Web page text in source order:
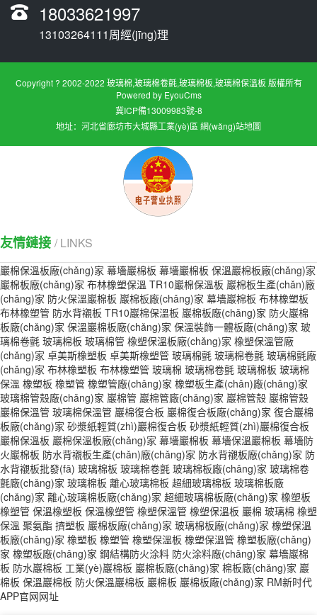
18033621997
13103264111周經(jīng)理
Copyright ? 2002-2022 玻璃棉,玻璃棉卷氈,玻璃棉板,玻璃棉保溫板 版權所有
Powered by EyouCms
冀ICP備13009983號-8
地址：河北省廊坊市大城縣工業(yè)區 網(wǎng)站地圖
友情鏈接 / LINKS
巖棉保溫板廠(chǎng)家 幕墻巖棉板 幕墻巖棉板 保溫巖棉板廠(chǎng)家
巖棉板廠(chǎng)家 布林橡塑保溫 TR10巖棉保溫板 巖棉板生產(chǎn)廠
(chǎng)家 防火保溫巖棉板 巖棉板廠(chǎng)家 幕墻巖棉板 布林橡塑板
布林橡塑管 防水背襯板 TR10巖棉保溫板 巖棉板廠(chǎng)家 防火巖棉
板廠(chǎng)家 保溫巖棉板廠(chǎng)家 保溫裝飾一體板廠(chǎng)家 玻
璃棉卷氈 玻璃棉板 玻璃棉管 橡塑保溫板廠(chǎng)家 橡塑保溫管廠
(chǎng)家 卓美斯橡塑板 卓美斯橡塑管 玻璃棉氈 玻璃棉卷氈 玻璃棉氈廠
(chǎng)家 布林橡塑板 布林橡塑管 玻璃棉 玻璃棉卷氈 玻璃棉板 玻璃棉
保溫 橡塑板 橡塑管 橡塑管廠(chǎng)家 橡塑板生產(chǎn)廠(chǎng)家
玻璃棉管殼廠(chǎng)家 巖棉管 巖棉管廠(chǎng)家 巖棉管殼 巖棉管殼
巖棉保溫管 玻璃棉保溫管 巖棉復合板 巖棉復合板廠(chǎng)家 復合巖棉
板廠(chǎng)家 砂漿紙輕質(zhì)巖棉復合板 砂漿紙輕質(zhì)巖棉復合板
巖棉保溫板 巖棉保溫板廠(chǎng)家 幕墻巖棉板 幕墻保溫巖棉板 幕墻防
火巖棉板 防水背襯板生產(chǎn)廠(chǎng)家 防水背襯板廠(chǎng)家 防
水背襯板批發(fā) 玻璃棉板 玻璃棉卷氈 玻璃棉板廠(chǎng)家 玻璃棉卷
氈廠(chǎng)家 玻璃棉板 離心玻璃棉板 超細玻璃棉板 玻璃棉板廠
(chǎng)家 離心玻璃棉板廠(chǎng)家 超細玻璃棉板廠(chǎng)家 橡塑板
橡塑管 保溫橡塑板 保溫橡塑管 橡塑保溫管 橡塑保溫板 巖棉 玻璃棉 橡塑
保溫 聚氨酯 擠塑板 巖棉板廠(chǎng)家 玻璃棉板廠(chǎng)家 橡塑保溫
板廠(chǎng)家 橡塑板 橡塑管 橡塑保溫板 橡塑保溫管 橡塑板廠(chǎng)
家 橡塑板廠(chǎng)家 鋼結構防火涂料 防火涂料廠(chǎng)家 幕墻巖棉
板 防水巖棉板 工業(yè)巖棉板 巖棉板廠(chǎng)家 棉板廠(chǎng)家 巖
棉板 保溫巖棉板 防火保溫巖棉板 巖棉板 巖棉板廠(chǎng)家 RM新时代
APP官网网址